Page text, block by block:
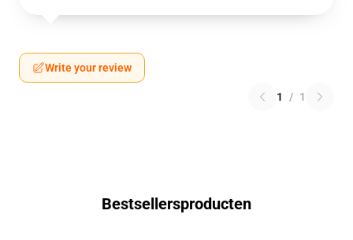
Write your review
1 / 1
Bestsellersproducten